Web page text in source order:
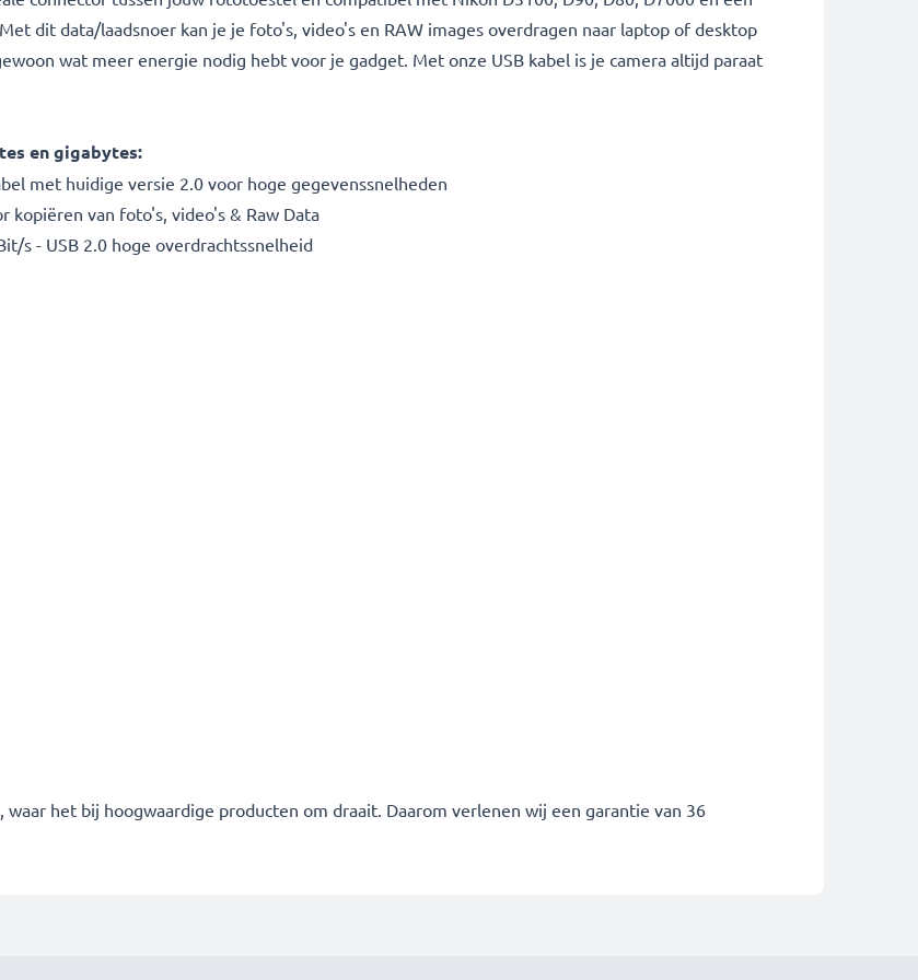
dit data/laadsnoer kan je je foto's, video's en RAW images overdragen naar laptop of desktop
wat meer energie nodig hebt voor je gadget. Met onze USB kabel is je camera altijd paraat
en gigabytes:
met huidige versie 2.0 voor hoge gegevenssnelheden
van foto's, video's & Raw Data
s - USB 2.0 hoge overdrachtssnelheid
het bij hoogwaardige producten om draait. Daarom verlenen wij een garantie van 36